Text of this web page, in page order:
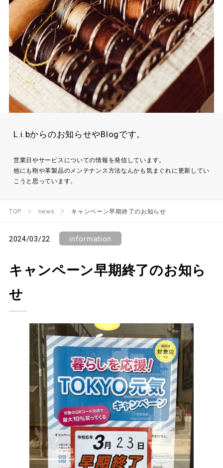
L.i.bからのお知らせやBlogです。
営業日やサービスについての情報を発信しています。
他にも鞄や革製品のメンテナンス方法なんかも気まぐれに更新してい
こうと思っています。
TOP news キャンペーン早期終了のお知らせ
2024/03/22 information
キャンペーン早期終了のお知ら
せ